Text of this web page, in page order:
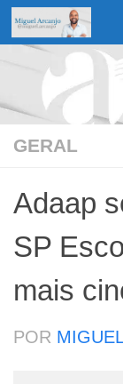
Skip to
GERAL
Adaap
SP
mais
POR